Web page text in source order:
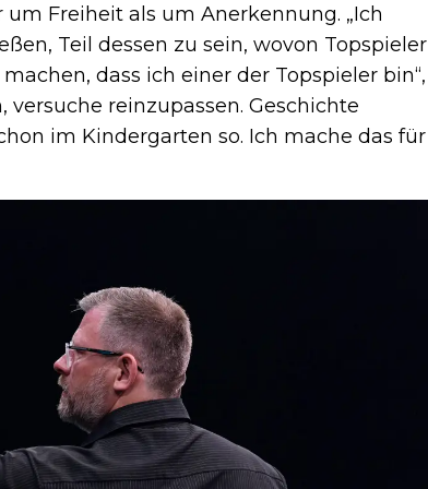
Freiheit als um Anerkennung. „Ich
Teil dessen zu sein, wovon Topspieler
dass ich einer der Topspieler bin“,
versuche reinzupassen. Geschichte
im Kindergarten so. Ich mache das für